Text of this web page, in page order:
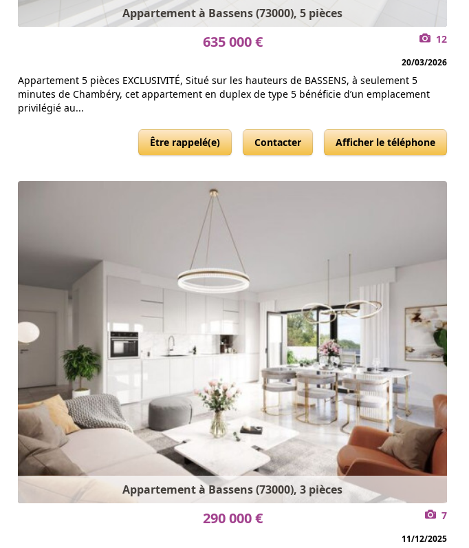
Appartement à Bassens (73000), 5 pièces
635 000 € 12
20/03/2026
Appartement 5 pièces EXCLUSIVITÉ, Situé sur les hauteurs de BASSENS, à seulement 5
minutes de Chambéry, cet appartement en duplex de type 5 bénéficie d’un emplacement
privilégié au...
Être rappelé(e) Contacter Afficher le téléphone
Appartement à Bassens (73000), 3 pièces
290 000 € 7
11/12/2025